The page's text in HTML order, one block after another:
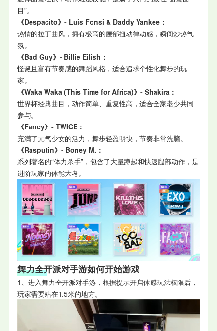
目”。
《Despacito》- Luis Fonsi & Daddy Yankee：
热情的拉丁曲风，拥有极高的腰部扭动律动感，瞬间炒热气
氛。
《Bad Guy》- Billie Eilish：
怪诞且富有节奏感的舞蹈风格，适合追求个性化舞步的玩
家。
《Waka Waka (This Time for Africa)》- Shakira：
世界杯经典曲目，动作简单、重复性高，适合全家老少共同
参与。
《Fancy》- TWICE：
充满了元气少女的活力，舞步轻盈明快，节奏非常洗脑。
《Rasputin》- Boney M.：
系列著名的“体力杀手”，包含了大量蹲起和快速腿部动作，是
进阶玩家的体能大考。
舞力全开派对手游如何开始游戏
1、进入舞力全开派对手游，根据提示开启体感玩法权限后，
玩家需要站在1.5米的地方。